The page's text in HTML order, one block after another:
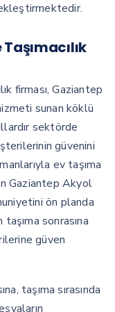
firması, Gaziantep
sunan köklü
sektörde
güvenini
ev taşıma
Gaziantep Akyol
ön planda
sonrasına
güven
taşıma sırasında